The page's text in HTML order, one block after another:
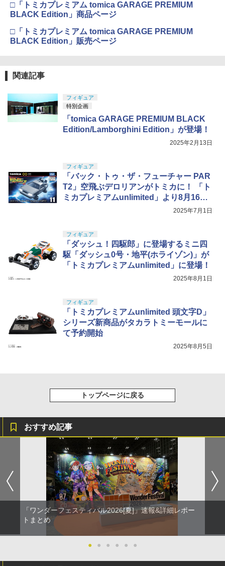
□「トミカプレミアム tomica GARAGE PREMIUM
BLACK Edition」商品ページ
□「トミカプレミアム tomica GARAGE PREMIUM
BLACK Edition」販売ページ
関連記事
フィギュア
特別企画
「tomica GARAGE PREMIUM BLACK
Edition/Lamborghini Edition」が登場！
2025年2月13日
フィギュア
「バック・トゥ・ザ・フューチャー PAR
T2」空飛ぶデロリアンがトミカに！ 「ト
ミカプレミアムunlimited」より8月16日
2025年7月1日
フィギュア
「ダッシュ！四駆郎」に登場するミニ四
駆「ダッシュ0号・地平(ホライゾン)」が
「トミカプレミアムunlimited」に登場！
2025年8月1日
フィギュア
「トミカプレミアムunlimited 頭文字D」
シリーズ新商品がタカラトミーモールに
て予約開始
2025年8月5日
トップページに戻る
おすすめ記事
「ワンダーフェスティバル2026[夏]」速報&詳細レポー
トまとめ
● ● ● ● ● ●